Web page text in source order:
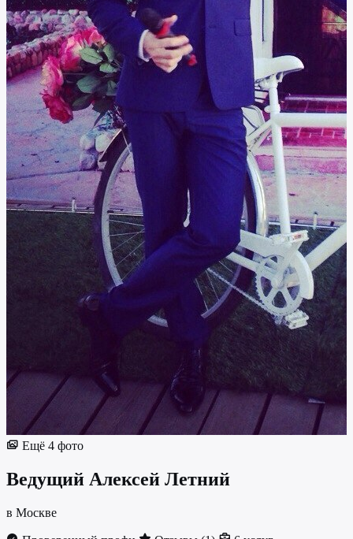
Ещё 4 фото
Ведущий Алексей Летний
в Москве